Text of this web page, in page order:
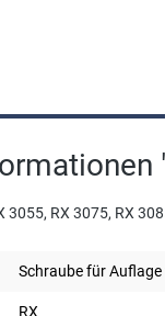
3055, RX 3075, RX
Schraube für
RX